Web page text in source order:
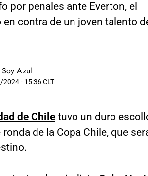
por penales ante Everton, el
contra de un joven talento
Azul
- 15:36 CLT
de Chile tuvo un duro
de la Copa Chile, que